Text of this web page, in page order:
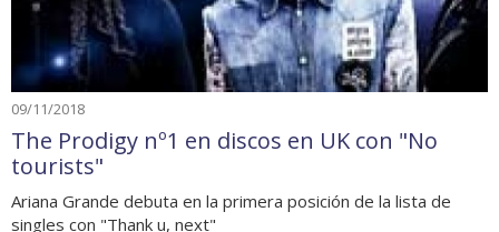
09/11/2018
The Prodigy nº1 en discos en UK con "No
tourists"
Ariana Grande debuta en la primera posición de la lista de
singles con "Thank u, next"